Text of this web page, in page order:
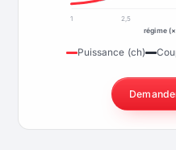
1 2,5
régime
Puissance (ch)